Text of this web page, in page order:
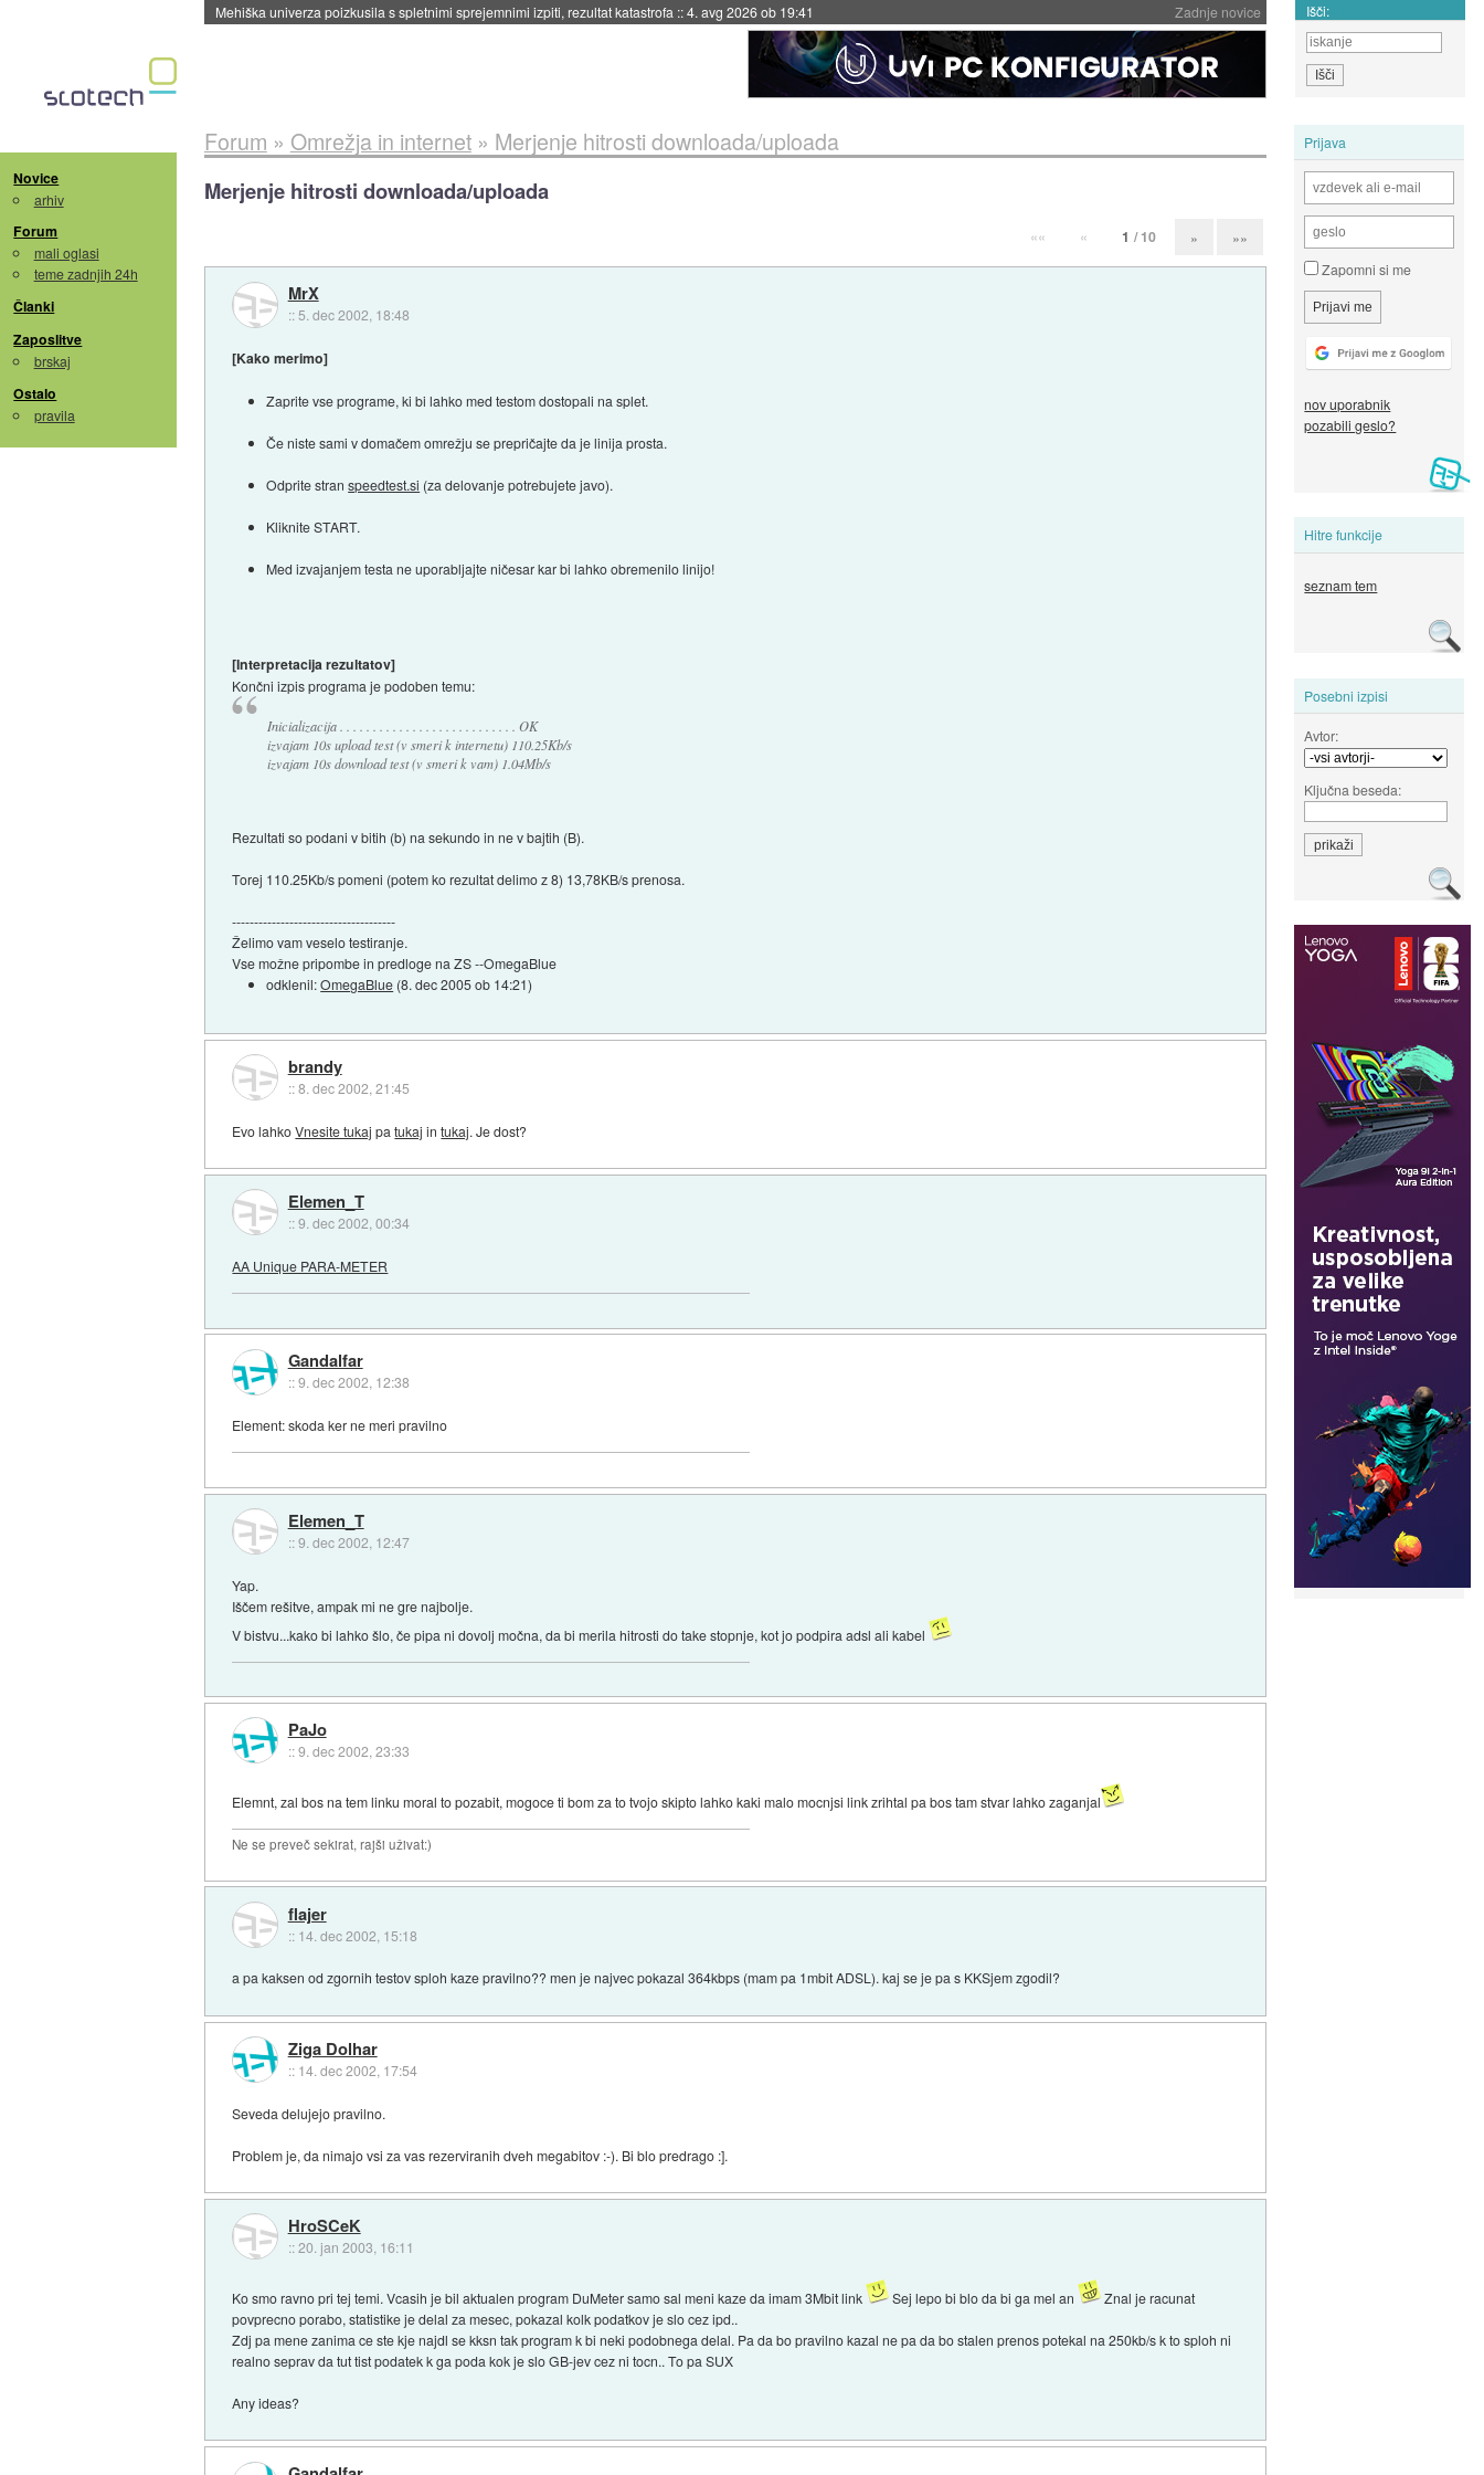
Zadnje novice
Mehiška univerza poizkusila s spletnimi sprejemnimi izpiti, rezultat katastrofa ::4. avg 2026 ob 19:41 Išči:
Novice
arhiv
Forum
mali oglasi
teme zadnjih 24h
Članki
Zaposlitve
brskaj
Ostalo
pravila
Prijava
Zapomni si me
nov uporabnik
pozabili geslo?
Hitre funkcije
seznam tem
Posebni izpisi
Avtor:
Ključna beseda:
Forum » Omrežja in internet» Merjenje hitrosti downloada/uploada
Merjenje hitrosti downloada/uploada
«« « 1 / 10 » »»
MrX
:: 5. dec 2002, 18:48
[Kako merimo]
Zaprite vse programe, ki bi lahko med testom dostopali na splet.
Če niste sami v domačem omrežju se prepričajte da je linija prosta.
Odprite stranspeedtest.si (za delovanje potrebujete javo).
Kliknite START.
Med izvajanjem testa ne uporabljajte ničesar kar bi lahko obremenilo linijo!
[Interpretacija rezultatov]
Končni izpis programa je podoben temu:
Inicializacija . . . . . . . . . . . . . . . . . . . . . . . . . . . OK
izvajam 10s upload test (v smeri k internetu) 110.25Kb/s
izvajam 10s download test (v smeri k vam) 1.04Mb/s
Rezultati so podani v bitih (b) na sekundo in ne v bajtih (B).
Torej 110.25Kb/s pomeni (potem ko rezultat delimo z 8) 13,78KB/s prenosa.
-------------------------------------
Želimo vam veselo testiranje.
Vse možne pripombe in predloge na ZS --OmegaBlue
odklenil:OmegaBlue (8. dec 2005 ob 14:21)
brandy
::8. dec 2002, 21:45
Evo lahkoVnesite tukaj patukaj intukaj. Je dost?
Elemen_T
::9. dec 2002, 00:34
AA Unique PARA-METER
Gandalfar
::9. dec 2002, 12:38
Element: skoda ker ne meri pravilno
Elemen_T
::9. dec 2002, 12:47
Yap.
Iščem rešitve, ampak mi ne gre najbolje.
V bistvu...kako bi lahko šlo, če pipa ni dovolj močna, da bi merila hitrosti do take stopnje, kot jo podpira adsl ali kabel
PaJo
::9. dec 2002, 23:33
Elemnt, zal bos na tem linku moral to pozabit, mogoce ti bom za to tvojo skipto lahko kaki malo mocnjsi link zrihtal pa bos tam stvar lahko zaganjal
Ne se preveč sekirat, rajši uživat:)
flajer
:: 14. dec 2002, 15:18
a pa kaksen od zgornih testov sploh kaze pravilno?? men je najvec pokazal 364kbps (mam pa 1mbit ADSL). kaj se je pa s KKSjem zgodil?
Ziga Dolhar
:: 14. dec 2002, 17:54
Seveda delujejo pravilno.
Problem je, da nimajo vsi za vas rezerviranih dveh megabitov :-). Bi blo predrago :].
HroSCeK
::20. jan 2003, 16:11
Ko smo ravno pri tej temi. Vcasih je bil aktualen program DuMeter samo sal meni kaze da imam 3Mbit link Sej lepo bi blo da bi ga mel an
Znal je racunat
povprecno porabo, statistike je delal za mesec, pokazal kolk podatkov je slo cez ipd..
Zdj pa mene zanima ce ste kje najdl se kksn tak program k bi neki podobnega delal. Pa da bo pravilno kazal ne pa da bo stalen prenos potekal na 250kb/s k to sploh ni
realno seprav da tut tist podatek k ga poda kok je slo GB-jev cez ni tocn.. To pa SUX
Any ideas?